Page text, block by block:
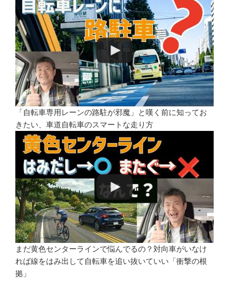
「自転車専用レーンの路駐が邪魔」と嘆く前に知ってお
きたい、車道自転車のスマートな走り方
まだ黄色センターラインで悩んでるの？対向車がいなけ
れば線をはみ出して自転車を追い抜いていい「衝撃の根
拠」